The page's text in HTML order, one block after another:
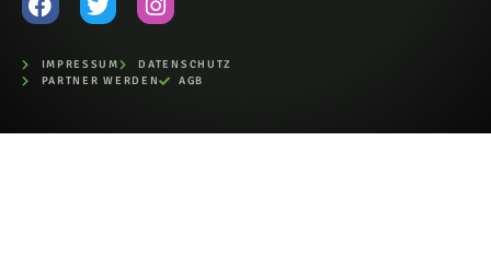
IMPRESSUM
DATENSCHUTZ
PARTNER WERDEN
AGB